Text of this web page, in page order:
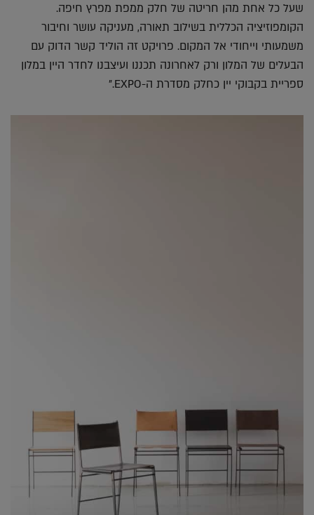
שעל כל אחת מהן חריטה של חלק ממפת מפרץ חיפה.
הקומפוזיציה הכללית בשילוב תאורה, מעניקה עושר וחיבור
משמעותי וייחודי אל המקום. פרויקט זה הוליד קשר הדוק עם
הבעלים של המלון ורק לאחרונה תכננו ועיצבנו לחדר היין במלון
ספריית בקבוקי יין כחלק מסדרת ה-EXPO."